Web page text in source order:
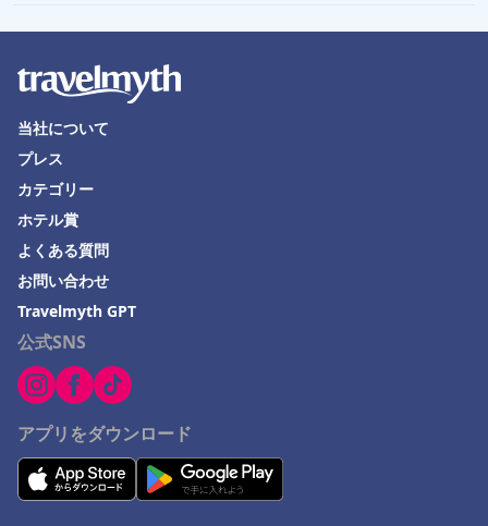
公式SNS
アプリをダウンロード
当社について
プレス
カテゴリー
ホテル賞
よくある質問
お問い合わせ
Travelmyth GPT